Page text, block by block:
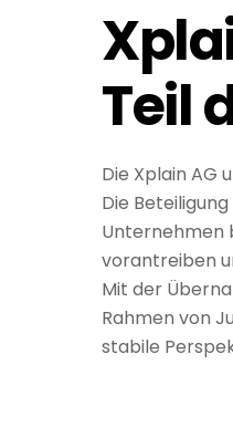
Teil
Die Xplain AG
Die
Unternehmen
vorantreiben
Mit der
Rahmen von
stabile